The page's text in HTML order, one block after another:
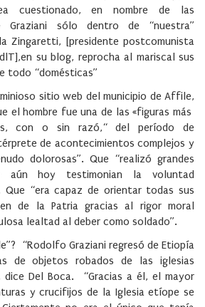
cuestionado, en nombre de las
Graziani sólo dentro de “nuestra”
Zingaretti, [presidente postcomunista
su blog, reprocha al mariscal sus
todo “domésticas”
sitio web del municipio de Affile,
el hombre fue una de las «figuras más
con o sin razó,“ del período de
de acontecimientos complejos y
dolorosas”. Que “realizó grandes
aún hoy testimonian la voluntad
Que “era capaz de orientar todas sus
de la Patria gracias al rigor moral
lealtad al deber como soldado”.
“Rodolfo Graziani regresó de Etiopía
de objetos robados de las iglesias
dice Del Boca. “Gracias a él, el mayor
y crucifijos de la Iglesia etíope se